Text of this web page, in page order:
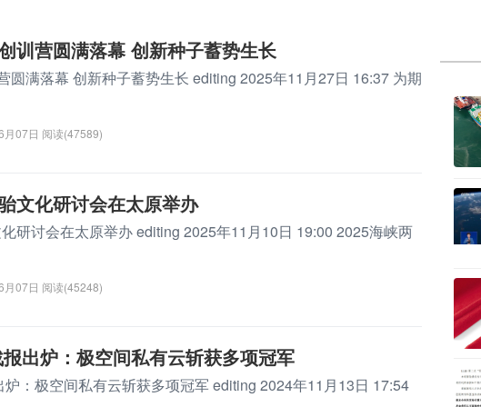
训营圆满落幕 创新种子蓄势生长
圆满落幕 创新种子蓄势生长 editing 2025年11月27日 16:37 为期
月07日 阅读(47589)
文化研讨会在太原举办
研讨会在太原举办 editing 2025年11月10日 19:00 2025海峡两
月07日 阅读(45248)
出炉：极空间私有云斩获多项冠军
：极空间私有云斩获多项冠军 editing 2024年11月13日 17:54